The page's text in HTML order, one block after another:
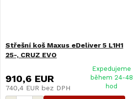
Střešní koš Maxus eDeliver 5 L1H1
25-, CRUZ EVO
910,6 EUR
740,4 EUR bez DPH
Expedujeme
během 24-48
hod